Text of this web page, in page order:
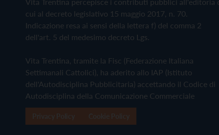
cui al decreto legislativo 15 maggio 2017, n. 70.
Indicazione resa ai sensi della lettera f) del comma 2
dell'art. 5 del medesimo decreto Lgs.
Vita Trentina, tramite la Fisc (Federazione Italiana
Settimanali Cattolici), ha aderito allo IAP (Istituto
dell'Autodisciplina Pubblicitaria) accettando il Codice di
Autodisciplina della Comunicazione Commerciale